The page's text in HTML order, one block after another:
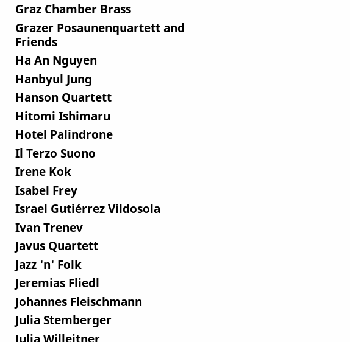
Graz Chamber Brass
Grazer Posaunenquartett and
Friends
Ha An Nguyen
Hanbyul Jung
Hanson Quartett
Hitomi Ishimaru
Hotel Palindrone
Il Terzo Suono
Irene Kok
Isabel Frey
Israel Gutiérrez Vildosola
Ivan Trenev
Javus Quartett
Jazz 'n' Folk
Jeremias Fliedl
Johannes Fleischmann
Julia Stemberger
Julia Willeitner